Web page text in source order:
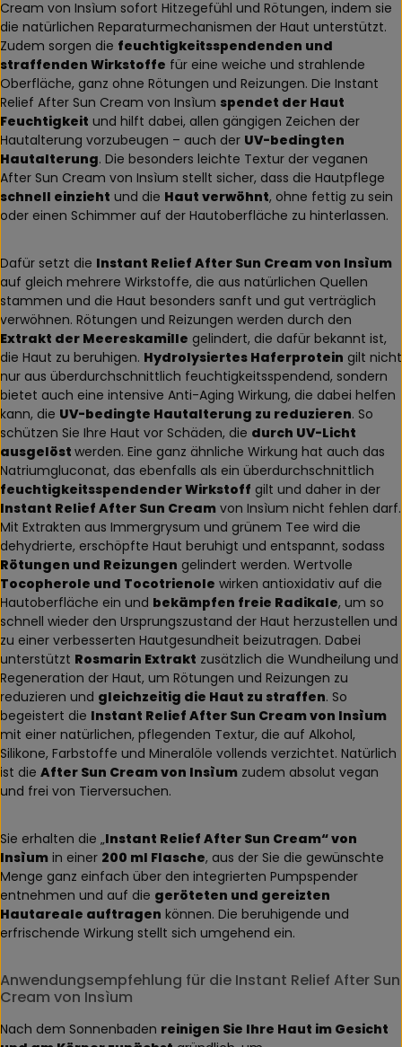
Cream von Insìum sofort Hitzegefühl und Rötungen, indem sie
die natürlichen Reparaturmechanismen der Haut unterstützt.
Zudem sorgen die feuchtigkeitsspendenden und
straffenden Wirkstoffe für eine weiche und strahlende
Oberfläche, ganz ohne Rötungen und Reizungen. Die Instant
Relief After Sun Cream von Insìum spendet der Haut
Feuchtigkeit und hilft dabei, allen gängigen Zeichen der
Hautalterung vorzubeugen – auch der UV-bedingten
Hautalterung. Die besonders leichte Textur der veganen
After Sun Cream von Insìum stellt sicher, dass die Hautpflege
schnell einzieht und die Haut verwöhnt, ohne fettig zu sein
oder einen Schimmer auf der Hautoberfläche zu hinterlassen.
Dafür setzt die Instant Relief After Sun Cream von Insìum
auf gleich mehrere Wirkstoffe, die aus natürlichen Quellen
stammen und die Haut besonders sanft und gut verträglich
verwöhnen. Rötungen und Reizungen werden durch den
Extrakt der Meereskamille gelindert, die dafür bekannt ist,
die Haut zu beruhigen. Hydrolysiertes Haferprotein gilt nicht
nur aus überdurchschnittlich feuchtigkeitsspendend, sondern
bietet auch eine intensive Anti-Aging Wirkung, die dabei helfen
kann, die UV-bedingte Hautalterung zu reduzieren. So
schützen Sie Ihre Haut vor Schäden, die durch UV-Licht
ausgelöst werden. Eine ganz ähnliche Wirkung hat auch das
Natriumgluconat, das ebenfalls als ein überdurchschnittlich
feuchtigkeitsspendender Wirkstoff gilt und daher in der
Instant Relief After Sun Cream von Insìum nicht fehlen darf.
Mit Extrakten aus Immergrysum und grünem Tee wird die
dehydrierte, erschöpfte Haut beruhigt und entspannt, sodass
Rötungen und Reizungen gelindert werden. Wertvolle
Tocopherole und Tocotrienole wirken antioxidativ auf die
Hautoberfläche ein und bekämpfen freie Radikale, um so
schnell wieder den Ursprungszustand der Haut herzustellen und
zu einer verbesserten Hautgesundheit beizutragen. Dabei
unterstützt Rosmarin Extrakt zusätzlich die Wundheilung und
Regeneration der Haut, um Rötungen und Reizungen zu
reduzieren und gleichzeitig die Haut zu straffen. So
begeistert die Instant Relief After Sun Cream von Insìum
mit einer natürlichen, pflegenden Textur, die auf Alkohol,
Silikone, Farbstoffe und Mineralöle vollends verzichtet. Natürlich
ist die After Sun Cream von Insìum zudem absolut vegan
und frei von Tierversuchen.
Sie erhalten die „Instant Relief After Sun Cream“ von
Insìum in einer 200 ml Flasche, aus der Sie die gewünschte
Menge ganz einfach über den integrierten Pumpspender
entnehmen und auf die geröteten und gereizten
Hautareale auftragen können. Die beruhigende und
erfrischende Wirkung stellt sich umgehend ein.
Anwendungsempfehlung für die Instant Relief After Sun
Cream von Insìum
Nach dem Sonnenbaden reinigen Sie Ihre Haut im Gesicht